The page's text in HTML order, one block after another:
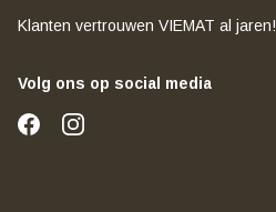
Klanten vertrouwen VIEMAT al jaren!
Volg ons op social media